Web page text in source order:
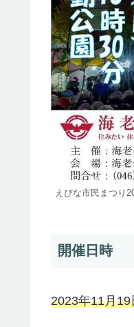
えびな市民まつり
開催日時
2023年11月